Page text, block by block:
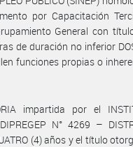
por Capacitación
General con
de duración no inferior
funciones propias o
impartida por el
N° 4269 –
(4) años y el título